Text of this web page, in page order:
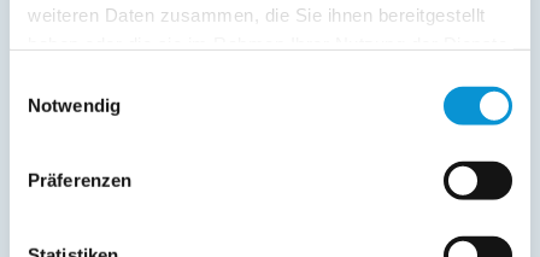
weiteren Daten zusammen, die Sie ihnen bereitgestellt
Notwendig
Präferenzen
Je ein Damen- und ein Herrenrad (Citibikes) sind inclusive.
Direkte Strandlage an der Promenade, Erdgeschoss, 50m zur